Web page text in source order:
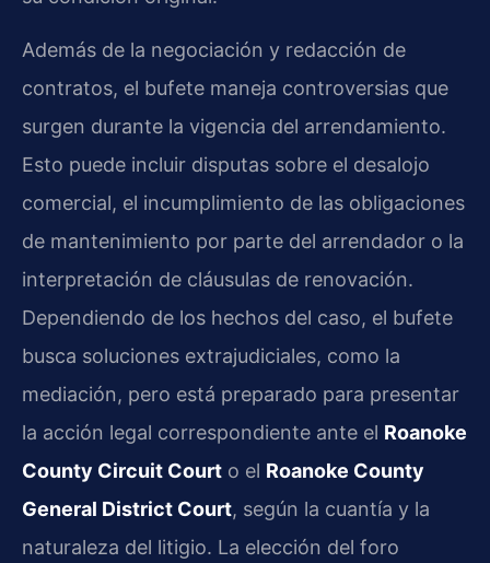
Además de la negociación y redacción de
contratos, el bufete maneja controversias que
surgen durante la vigencia del arrendamiento.
Esto puede incluir disputas sobre el desalojo
comercial, el incumplimiento de las obligaciones
de mantenimiento por parte del arrendador o la
interpretación de cláusulas de renovación.
Dependiendo de los hechos del caso, el bufete
busca soluciones extrajudiciales, como la
mediación, pero está preparado para presentar
la acción legal correspondiente ante el Roanoke
County Circuit Court o el Roanoke County
General District Court, según la cuantía y la
naturaleza del litigio. La elección del foro